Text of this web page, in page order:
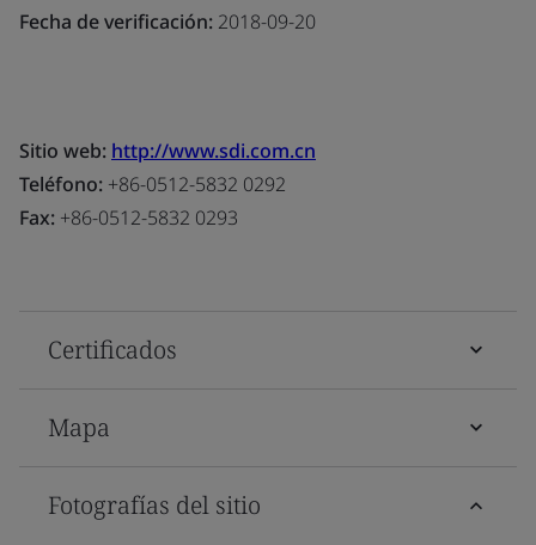
Fecha de verificación: 2018-09-20
Sitio web: http://www.sdi.com.cn
Teléfono: +86-0512-5832 0292
Fax: +86-0512-5832 0293
Certificados
Mapa
Fotografías del sitio